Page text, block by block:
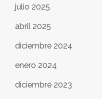
julio 2025
abril 2025
diciembre 2024
enero 2024
diciembre 2023